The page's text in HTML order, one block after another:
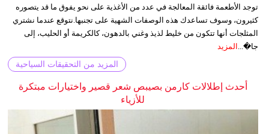
توجد الأطعمة فائقة المعالجة في عدد من الأغذية على نحو يفوق ما قد يتصوره
كثيرون، وسوف تساعدك هذه الوصفات الشهية على تجنبها.نتوقع عندما نشتري
المثلجات أنها تتكون من خليط لذيذ وغني بالدهون، كالكريمة أو الحليب، إلى
جا�... المزيد
المزيد من التحقيقات السياحية
أحدث إطلالات كارمن بصيبص شعر قصير واختيارات مبتكرة
للأزياء